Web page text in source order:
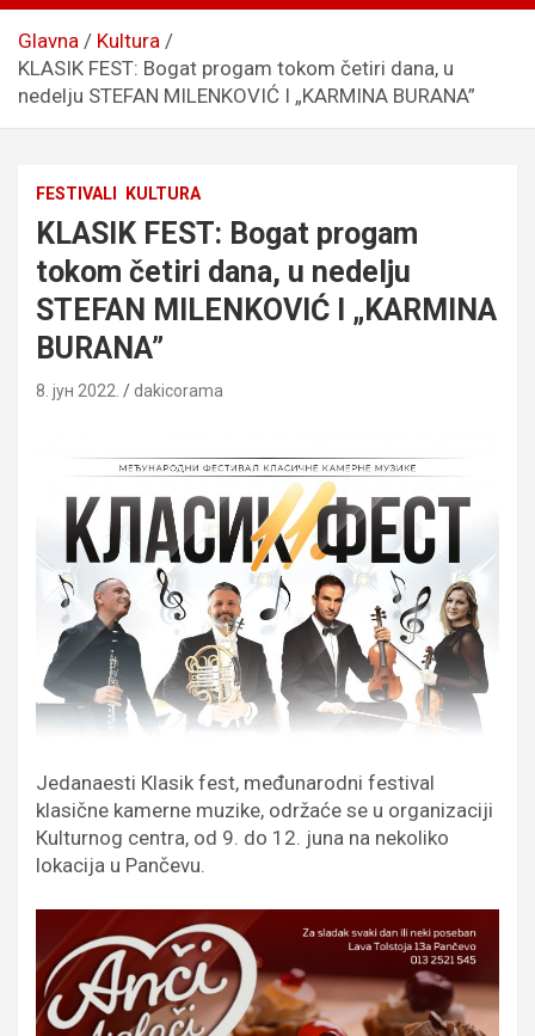
Glavna
Kultura
KLASIK FEST: Bogat progam tokom četiri dana, u
nedelju STEFAN MILENKOVIĆ I „KARMINA BURANA”
FESTIVALI KULTURA
KLASIK FEST: Bogat progam
tokom četiri dana, u nedelju
STEFAN MILENKOVIĆ I „KARMINA
BURANA”
8. јун 2022. dakicorama
Jedanaesti Кlasik fest, međunarodni festival
klasične kamerne muzike, održaće se u organizaciji
Кulturnog centra, od 9. do 12. juna na nekoliko
lokacija u Pančevu.